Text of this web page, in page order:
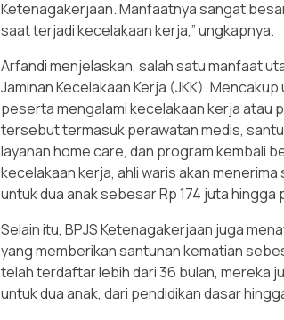
Ketenagakerjaan. Manfaatnya sangat
saat terjadi kecelakaan kerja,” ungkapnya.
Arfandi menjelaskan, salah satu manfaat
Jaminan Kecelakaan Kerja (JKK).
peserta mengalami kecelakaan kerja atau
tersebut termasuk perawatan medis,
layanan home care, dan program kembali
kecelakaan kerja, ahli waris akan
untuk dua anak sebesar Rp 174 juta
Selain itu, BPJS Ketenagakerjaan juga
yang memberikan santunan kematian
telah terdaftar lebih dari 36 bulan, mereka
untuk dua anak, dari pendidikan dasar